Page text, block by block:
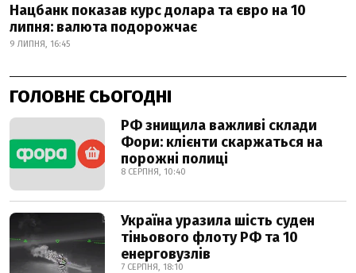
Нацбанк показав курс долара та євро на 10
липня: валюта подорожчає
9 ЛИПНЯ, 16:45
ГОЛОВНЕ СЬОГОДНІ
РФ знищила важливі склади
Фори: клієнти скаржаться на
порожні полиці
8 СЕРПНЯ, 10:40
Україна уразила шість суден
тіньового флоту РФ та 10
енерговузлів
7 СЕРПНЯ, 18:10